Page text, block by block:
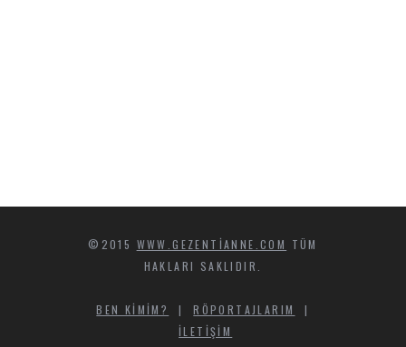
©2015 WWW.GEZENTIANNE.COM TÜM
HAKLARI SAKLIDIR.
BEN KIMIM? |RÖPORTAJLARIM
|
İLETIŞIM